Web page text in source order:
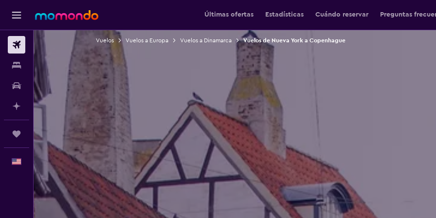
Últimas ofertas Estadísticas Cuándo reservar Preguntas
Alojamientos
Autos
Planifica con IA
Trips
Español
Vuelos Vuelos a Europa Vuelos a Dinamarca Vuelos de Nueva York a Copenhague